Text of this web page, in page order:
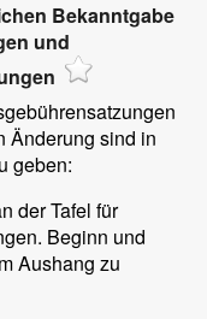
Bekanntgabe
und
Änderung sind in
geben:
der Tafel für
Beginn und
Aushang zu